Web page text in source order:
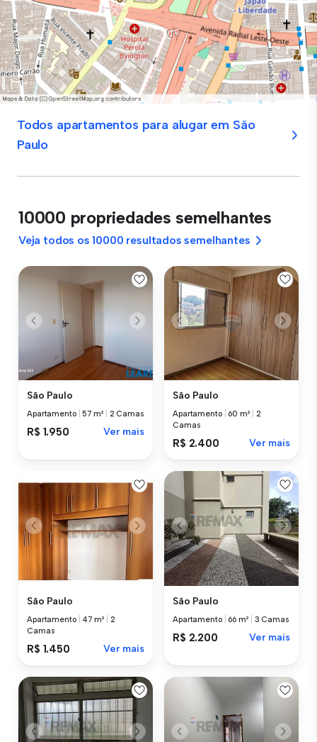
Todos apartamentos para alugar em São
Paulo
10000 propriedades semelhantes
Veja todos os 10000 resultados semelhantes
São Paulo
Apartamento |57 m² 2 Camas
R$ 1.950 Ver mais
São Paulo
Apartamento 60 m²
2
Camas
R$ 2.400 Ver mais
São Paulo
Apartamento 47 m²
2
Camas
R$ 1.450 Ver mais
São Paulo
Apartamento 66 m² 3 Camas
R$ 2.200 Ver mais